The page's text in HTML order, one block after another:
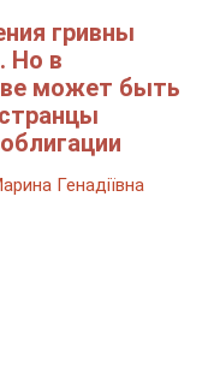
гривны
Но в
может быть
Генадіївна